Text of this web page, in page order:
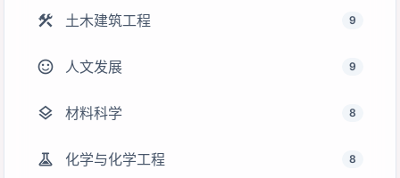
construction 土木建筑工程 9
sentiment_satisfied 人文发展 9
layers 材料科学 8
experiment 化学与化学工程 8